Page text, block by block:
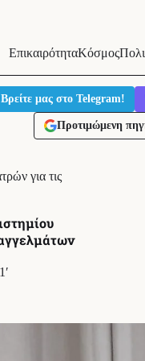
ΕπικαιρότηταΚόσμος
Βρείτε μας στο Telegram!
Προτιμώμενη
για τις
1′